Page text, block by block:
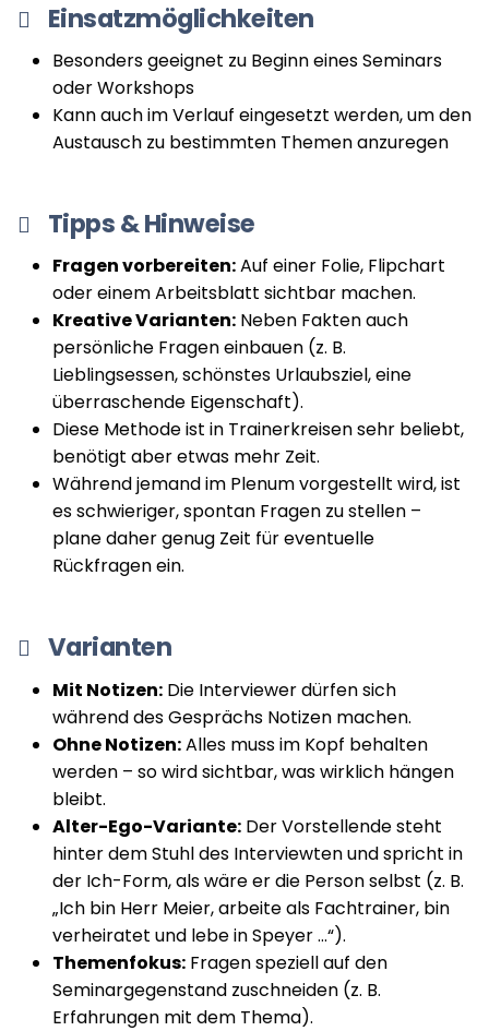
Einsatzmöglichkeiten
Besonders geeignet zu Beginn eines Seminars
oder Workshops
Kann auch im Verlauf eingesetzt werden, um den
Austausch zu bestimmten Themen anzuregen
Tipps & Hinweise
Fragen vorbereiten:Auf einer Folie, Flipchart
oder einem Arbeitsblatt sichtbar machen.
Kreative Varianten: Neben Fakten auch
persönliche Fragen einbauen (z. B.
Lieblingsessen, schönstes Urlaubsziel, eine
überraschende Eigenschaft).
Diese Methode ist in Trainerkreisen sehr beliebt,
benötigt aber etwas mehr Zeit.
Während jemand im Plenum vorgestellt wird, ist
es schwieriger, spontan Fragen zu stellen –
plane daher genug Zeit für eventuelle
Rückfragen ein.
Varianten
Mit Notizen: Die Interviewer dürfen sich
während des Gesprächs Notizen machen.
Ohne Notizen:Alles muss im Kopf behalten
werden – so wird sichtbar, was wirklich hängen
bleibt.
Alter-Ego-Variante: Der Vorstellende steht
hinter dem Stuhl des Interviewten und spricht in
der Ich-Form, als wäre er die Person selbst (z. B.
„Ich bin Herr Meier, arbeite als Fachtrainer, bin
verheiratet und lebe in Speyer …“).
Themenfokus: Fragen speziell auf den
Seminargegenstand zuschneiden (z. B.
Erfahrungen mit dem Thema).